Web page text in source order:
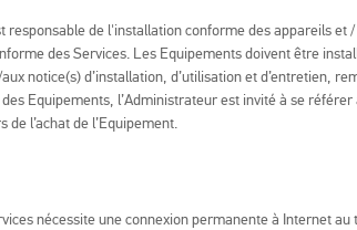
responsable de l'installation conforme des appareils et
des Services. Les Equipements doivent être
notice(s) d’installation, d’utilisation et d’entretien,
Equipements, l’Administrateur est invité à se
de l’achat de l’Equipement.
nécessite une connexion permanente à Internet au